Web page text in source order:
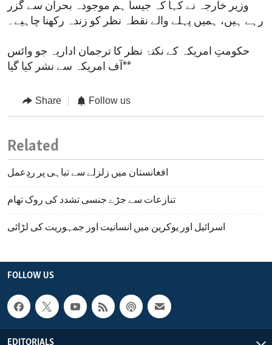
وزیر خارجہ نے کہا کہ جیسا ہم موجودہ بحران سے گزر
رہے ہیں، ہمیں پہلے والے نقطہ نظر کو زندہ رکھنا چاہیے۔
حکومتِ امریکہ کے نکتۂ نظر کا ترجمان اداریہ جو وائس
آف امریکہ سے نشر کیا گیا**
Share Follow us
Related
افغانستان میں زلزلے سے تباہی پر ردِعمل
تنازعات سے جڑے جنسی تشدد کی روک تھام
اسرائیل اور یوکرین میں انسانیت اور جمہوریت کی لڑائی
FOLLOW US
EDITORIALS